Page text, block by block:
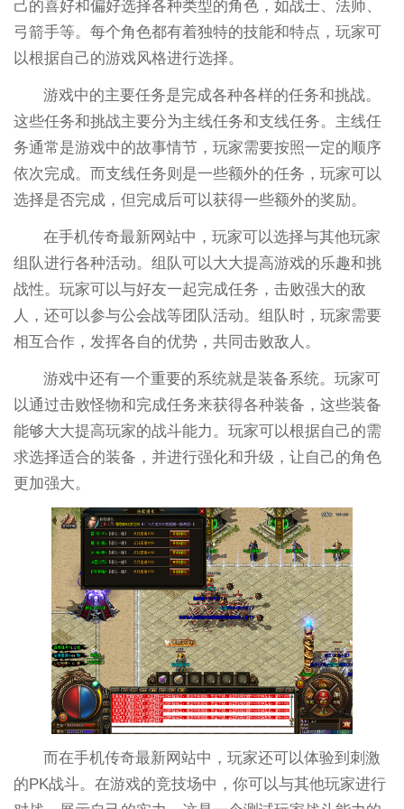
己的喜好和偏好选择各种类型的角色，如战士、法师、
弓箭手等。每个角色都有着独特的技能和特点，玩家可
以根据自己的游戏风格进行选择。
游戏中的主要任务是完成各种各样的任务和挑战。
这些任务和挑战主要分为主线任务和支线任务。主线任
务通常是游戏中的故事情节，玩家需要按照一定的顺序
依次完成。而支线任务则是一些额外的任务，玩家可以
选择是否完成，但完成后可以获得一些额外的奖励。
在手机传奇最新网站中，玩家可以选择与其他玩家
组队进行各种活动。组队可以大大提高游戏的乐趣和挑
战性。玩家可以与好友一起完成任务，击败强大的敌
人，还可以参与公会战等团队活动。组队时，玩家需要
相互合作，发挥各自的优势，共同击败敌人。
游戏中还有一个重要的系统就是装备系统。玩家可
以通过击败怪物和完成任务来获得各种装备，这些装备
能够大大提高玩家的战斗能力。玩家可以根据自己的需
求选择适合的装备，并进行强化和升级，让自己的角色
更加强大。
而在手机传奇最新网站中，玩家还可以体验到刺激
的PK战斗。在游戏的竞技场中，你可以与其他玩家进行